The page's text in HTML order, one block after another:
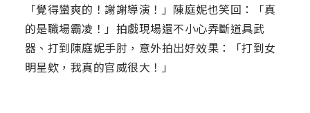
「覺得蠻爽的！謝謝導演！」陳庭妮也笑回：「真
的是職場霸凌！」拍戲現場還不小心弄斷道具武
器、打到陳庭妮手肘，意外拍出好效果：「打到女
明星欸，我真的官威很大！」